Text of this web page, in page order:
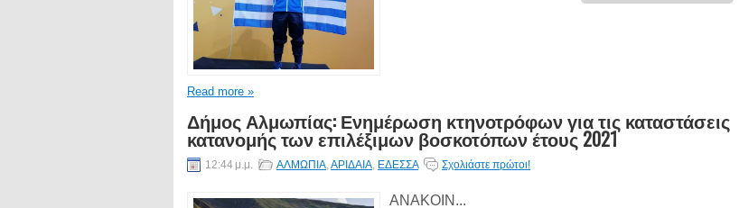
Read more »
Δήμος Αλμωπίας: Ενημέρωση κτηνοτρόφων για τις καταστάσεις
κατανομής των επιλέξιμων βοσκοτόπων έτους 2021
12:44 μ.μ. ΑΛΜΩΠΙΑ,ΑΡΙΔΑΙΑ, ΕΔΕΣΣΑ Σχολιάστε πρώτοι!
ΑΝΑΚΟΙΝ...